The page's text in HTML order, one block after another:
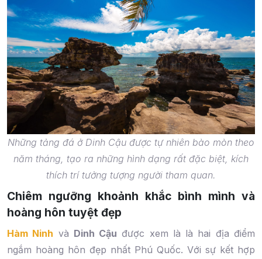
Những tảng đá ở Dinh Cậu được tự nhiên bào mòn theo
năm tháng, tạo ra những hình dạng rất đặc biệt, kích
thích trí tưởng tượng người tham quan.
Chiêm ngưỡng khoảnh khắc bình mình và
hoàng hôn tuyệt đẹp
Hàm Ninh và Dinh Cậu được xem là là hai địa điểm
ngắm hoàng hôn đẹp nhất Phú Quốc. Với sự kết hợp